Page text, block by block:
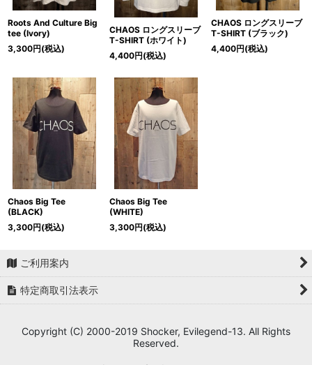
Roots And Culture Big
tee (Ivory)
3,300円(税込)
CHAOS ロングスリーブ
T-SHIRT (ホワイト)
4,400円(税込)
CHAOS ロングスリーブ
T-SHIRT (ブラック)
4,400円(税込)
Chaos Big Tee
(BLACK)
3,300円(税込)
Chaos Big Tee
(WHITE)
3,300円(税込)
ご利用案内
特定商取引法表示
Copyright (C) 2000-2019 Shocker, Evilegend-13. All Rights
Reserved.